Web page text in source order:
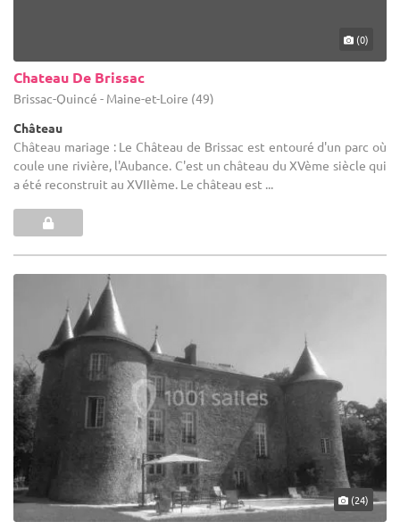
(0)
Chateau De Brissac
Brissac-Quincé - Maine-et-Loire (49)
Château
Château mariage : Le Château de Brissac est entouré d'un parc où
coule une rivière, l'Aubance. C'est un château du XVème siècle qui
a été reconstruit au XVIIème. Le château est ...
(24)